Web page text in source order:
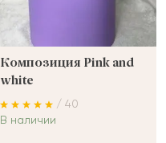
Композиция Pink and
white
/ 40
В наличии